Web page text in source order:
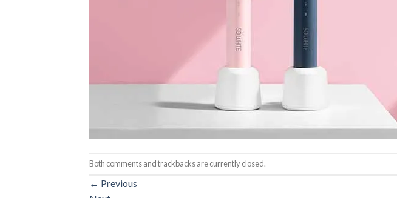
Both comments and trackbacks are currently closed.
← Previous